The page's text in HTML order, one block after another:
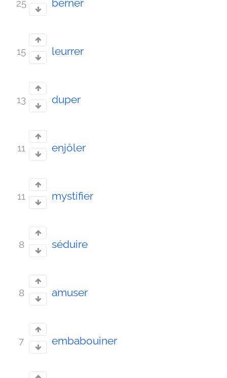
25 berner
15 leurrer
13 duper
11 enjôler
11 mystifier
8 séduire
8 amuser
7 embabouiner